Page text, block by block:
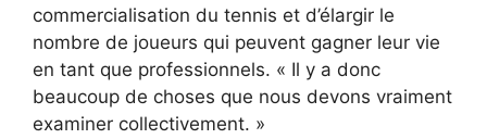
commercialisation du tennis et d’élargir le
nombre de joueurs qui peuvent gagner leur vie
en tant que professionnels. « Il y a donc
beaucoup de choses que nous devons vraiment
examiner collectivement. »